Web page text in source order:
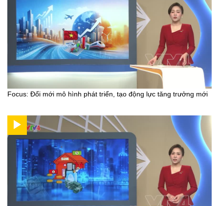
Focus: Đổi mới mô hình phát triển, tạo động lực tăng trưởng mới